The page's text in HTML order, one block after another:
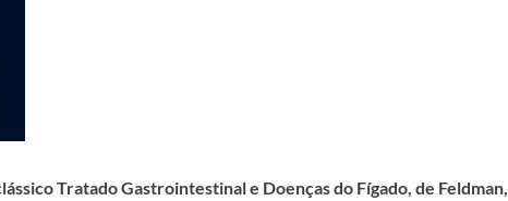
Tratado Gastrointestinal e Doenças do Fígado, de Feldman,